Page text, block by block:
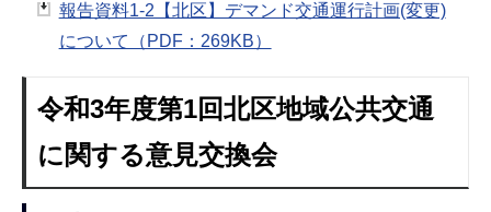
報告資料1-2【北区】デマンド交通運行計画(変更)
について（PDF：269KB）
令和3年度第1回北区地域公共交通
に関する意見交換会